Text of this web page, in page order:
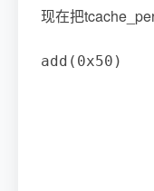
现在把
add ( 0x50 )